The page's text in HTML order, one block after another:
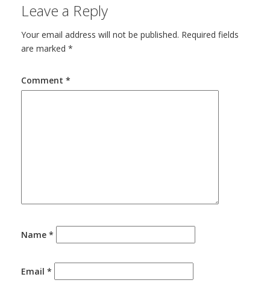
Leave a Reply
Your email address will not be published. Required fields
are marked *
Comment *
Name *
Email *